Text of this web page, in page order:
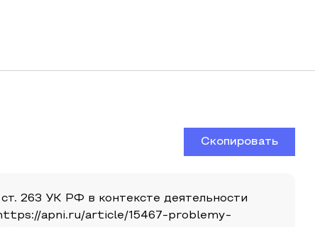
Скопировать
263 УК РФ в контексте деятельности
https://apni.ru/article/15467-problemy-